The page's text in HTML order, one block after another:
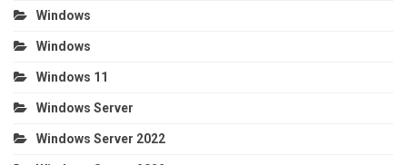
Windows
Windows
Windows 11
Windows Server
Windows Server 2022